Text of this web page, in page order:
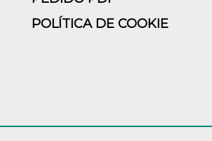
POLÍTICA DE COOKIE